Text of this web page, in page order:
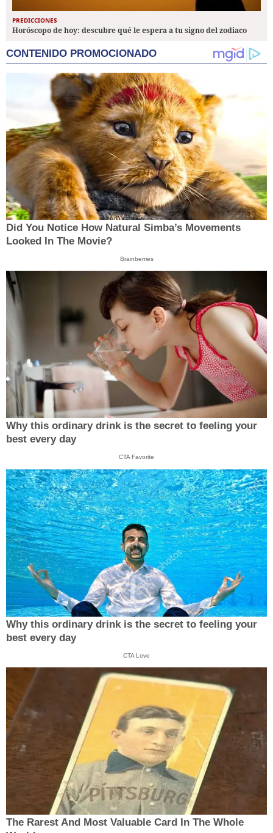
PREDICCIONES
Horóscopo de hoy: descubre qué le espera a tu signo del zodiaco
CONTENIDO PROMOCIONADO
Did You Notice How Natural Simba’s Movements
Looked In The Movie?
Brainberries
Why this ordinary drink is the secret to feeling your
best every day
CTA Favorite
Why this ordinary drink is the secret to feeling your
best every day
CTA Love
The Rarest And Most Valuable Card In The Whole